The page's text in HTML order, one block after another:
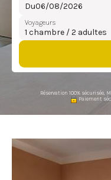
Du
Voyageurs
1 chambre /2 adultes
Réservation 100%
Paiement